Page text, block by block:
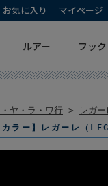
お気に入り マイページ
ルアー フック
ヤ・ラ・ワ行 > レガー
ラー】レガーレ（